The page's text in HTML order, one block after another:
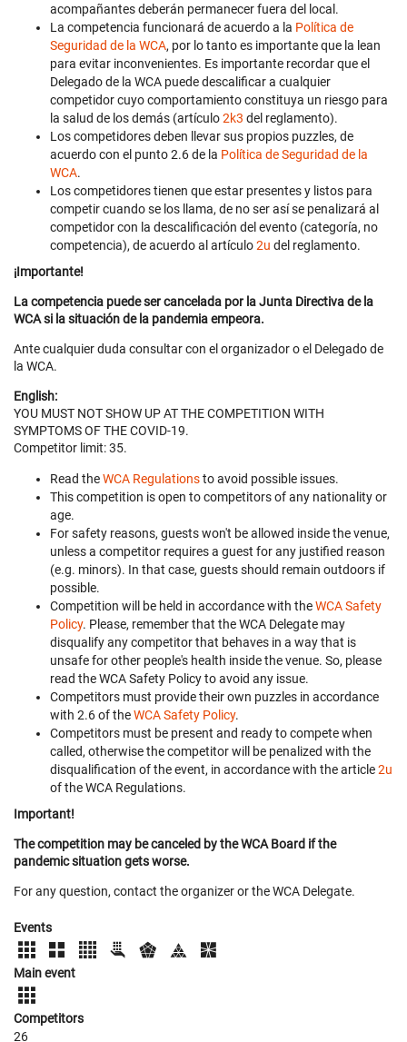
acompañantes deberán permanecer fuera del local.
La competencia funcionará de acuerdo a la Política de
Seguridad de la WCA, por lo tanto es importante que la lean
para evitar inconvenientes. Es importante recordar que el
Delegado de la WCA puede descalificar a cualquier
competidor cuyo comportamiento constituya un riesgo para
la salud de los demás (artículo2k3 del reglamento).
Los competidores deben llevar sus propios puzzles, de
acuerdo con el punto 2.6 de la Política de Seguridad de la
WCA.
Los competidores tienen que estar presentes y listos para
competir cuando se los llama, de no ser así se penalizará al
competidor con la descalificación del evento (categoría, no
competencia), de acuerdo al artículo2u del reglamento.
¡Importante!
La competencia puede ser cancelada por la Junta Directiva de la
WCA si la situación de la pandemia empeora.
Ante cualquier duda consultar con el organizador o el Delegado de
la WCA.
English:
YOU MUST NOT SHOW UP AT THE COMPETITION WITH
SYMPTOMS OF THE COVID-19.
Competitor limit: 35.
Read theWCA Regulationsto avoid possible issues.
This competition is open to competitors of any nationality or
age.
For safety reasons, guests won't be allowed inside the venue,
unless a competitor requires a guest for any justified reason
(e.g. minors). In that case, guests should remain outdoors if
possible.
Competition will be held in accordance with theWCA Safety
Policy. Please, remember that the WCA Delegate may
disqualify any competitor that behaves in a way that is
unsafe for other people's health inside the venue. So, please
read the WCA Safety Policy to avoid any issue.
Competitors must provide their own puzzles in accordance
with 2.6 of theWCA Safety Policy.
Competitors must be present and ready to compete when
called, otherwise the competitor will be penalized with the
disqualification of the event, in accordance with the article2u
of the WCA Regulations.
Important!
The competition may be canceled by the WCA Board if the
pandemic situation gets worse.
For any question, contact the organizer or the WCA Delegate.
Events
Main event
Competitors
26